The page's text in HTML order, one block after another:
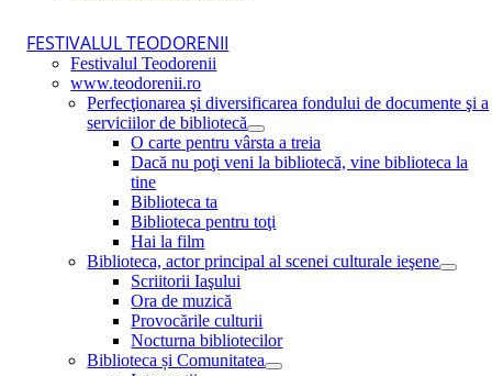
FESTIVALUL TEODORENII
Festivalul Teodorenii
www.teodorenii.ro
Perfecţionarea şi diversificarea fondului de documente şi a
serviciilor de bibliotecă
O carte pentru vârsta a treia
Dacă nu poţi veni la bibliotecă, vine biblioteca la
tine
Biblioteca ta
Biblioteca pentru toţi
Hai la film
Biblioteca, actor principal al scenei culturale ieşene
Scriitorii Iaşului
Ora de muzică
Provocările culturii
Nocturna bibliotecilor
Biblioteca și Comunitatea